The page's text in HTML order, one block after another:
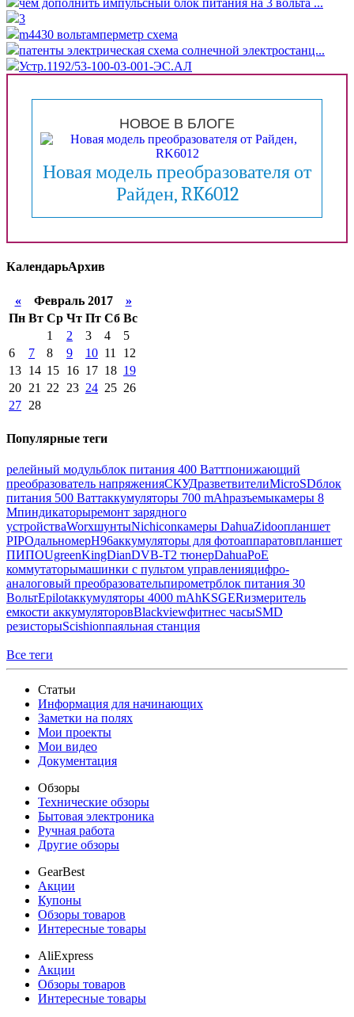
чем дополнить импульсный блок питания на 3 вольта ...
3
m4430 вольтамперметр схема
патенты электрическая схема солнечной электростанц...
Устр.1192/53-100-03-001-ЭС.АЛ
НОВОЕ В БЛОГЕ
Новая модель преобразователя от
Райден, RK6012
КалендарьАрхив
«Февраль 2017 »
Пн Вт Ср Чт Пт Сб Вс
1
2 3 4
5
6
7 8 9 10 11
12
13 14 15 16 17 18 19
20 21 22 23 24 25 26
27 28
Популярные теги
релейный модульблок питания 400 Ваттпонижающий
преобразователь напряженияСКУДразветвителиMicroSDблок
питания 500 Ваттаккумуляторы 700 mAhразъемыкамеры 8
Мпиндикаторыремонт зарядного
устройстваWorxшунтыNichiconкамеры DahuaZidooпланшет
PIPOдальномерH96аккумуляторы для фотоаппаратовпланшет
ПИПОUgreenKingDianDVB-T2 тюнерDahuaPoE
коммутаторымашинки с пультом управленияцифро-
аналоговый преобразовательпирометрблок питания 30
ВольтEpilotаккумуляторы 4000 mAhKSGERизмеритель
емкости аккумуляторовBlackviewфитнес часыSMD
резисторыScishionпаяльная станция
Все теги
Статьи
Информация для начинающих
Заметки на полях
Мои проекты
Мои видео
Документация
Обзоры
Технические обзоры
Бытовая электроника
Ручная работа
Другие обзоры
GearBest
Акции
Купоны
Обзоры товаров
Интересные товары
AliExpress
Акции
Обзоры товаров
Интересные товары